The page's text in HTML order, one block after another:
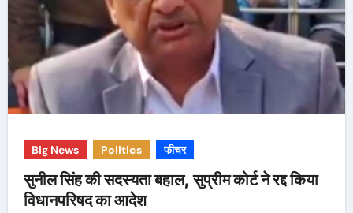
Big News Politics फीचर
सुनील सिंह की सदस्यता बहाल, सुप्रीम कोर्ट ने रद्द किया
विधानपरिषद का आदेश